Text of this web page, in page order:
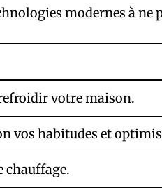
modernes à ne
votre maison.
vos habitudes et
chauffage.